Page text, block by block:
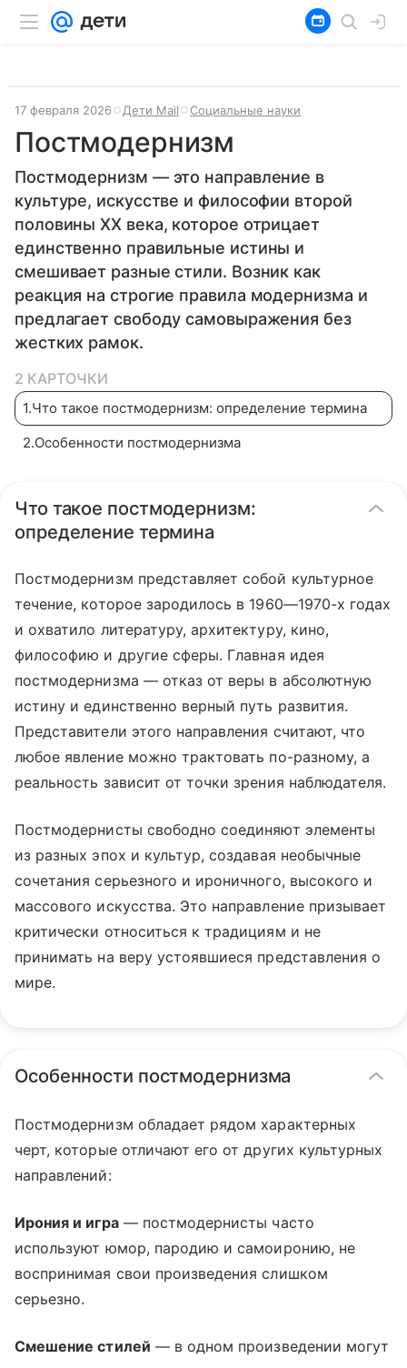
17 февраля 2026 Дети Mail Социальные науки
Постмодернизм
Постмодернизм — это направление в
культуре, искусстве и философии второй
половины XX века, которое отрицает
единственно правильные истины и
смешивает разные стили. Возник как
реакция на строгие правила модернизма и
предлагает свободу самовыражения без
жестких рамок.
2 КАРТОЧКИ
1.Что такое постмодернизм: определение термина
2.Особенности постмодернизма
Что такое постмодернизм:
определение термина
Постмодернизм представляет собой культурное
течение, которое зародилось в 1960—1970-х годах
и охватило литературу, архитектуру, кино,
философию и другие сферы. Главная идея
постмодернизма — отказ от веры в абсолютную
истину и единственно верный путь развития.
Представители этого направления считают, что
любое явление можно трактовать по-разному, а
реальность зависит от точки зрения наблюдателя.
Постмодернисты свободно соединяют элементы
из разных эпох и культур, создавая необычные
сочетания серьезного и ироничного, высокого и
массового искусства. Это направление призывает
критически относиться к традициям и не
принимать на веру устоявшиеся представления о
мире.
Особенности постмодернизма
Постмодернизм обладает рядом характерных
черт, которые отличают его от других культурных
направлений:
Ирония и игра— постмодернисты часто
используют юмор, пародию и самоиронию, не
воспринимая свои произведения слишком
серьезно.
Смешение стилей — в одном произведении могут